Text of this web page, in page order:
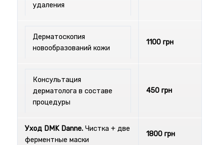
удаления
Дерматоскопия
новообразований кожи
1100 грн
Консультация
дерматолога в составе
процедуры
450 грн
Уход DMK Danne. Чистка + две
ферментные маски
1800 грн